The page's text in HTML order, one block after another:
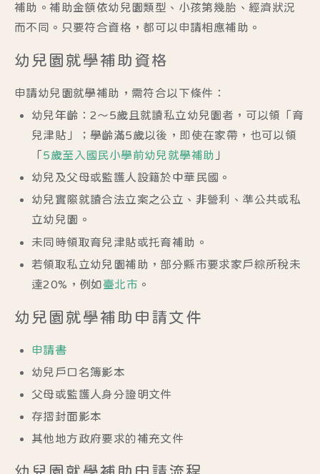
補助。補助金額依幼兒園類型、小孩第幾胎、經濟狀況
而不同。只要符合資格，都可以申請相應補助。
幼兒園就學補助資格
申請幼兒園就學補助，需符合以下條件：
幼兒年齡： 2～5歲且就讀私立幼兒園者， 可以領「育
兒津貼」； 學齡滿5歲以後 ，即使在家帶，也可以領
「 5歲至入國民小學前幼兒就學補助 」
幼兒及父母或監護人設籍於中華民國。
幼兒實際就讀合法立案之公立、非營利、準公共或私
立幼兒園。
未同時領取育兒津貼或托育補助。
若領取私立幼兒園補助，部分縣市要求家戶綜所稅未
達20%，例如臺北市 。
幼兒園就學補助申請文件
申請書
幼兒戶口名簿影本
父母或監護人身分證明文件
存摺封面影本
其他地方政府要求的補充文件